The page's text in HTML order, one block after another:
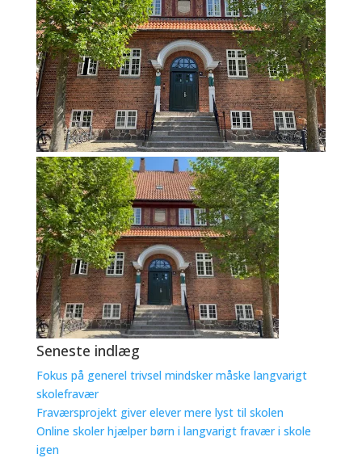
Seneste indlæg
Fokus på generel trivsel mindsker måske langvarigt
skolefravær
Fraværsprojekt giver elever mere lyst til skolen
Online skoler hjælper børn i langvarigt fravær i skole
igen